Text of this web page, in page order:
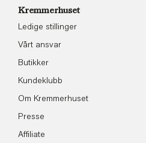
Kremmerhuset
Ledige stillinger
Vårt ansvar
Butikker
Kundeklubb
Om Kremmerhuset
Presse
Affiliate